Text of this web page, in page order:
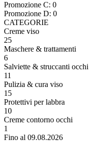
Promozione C: 0
Promozione D: 0
CATEGORIE
Creme viso
25
Maschere & trattamenti
6
Salviette & struccanti occhi
11
Pulizia & cura viso
15
Protettivi per labbra
10
Creme contorno occhi
1
Fino al 09.08.2026